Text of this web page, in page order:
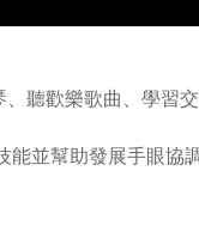
聽歡樂歌曲、學習
並幫助發展手眼協調